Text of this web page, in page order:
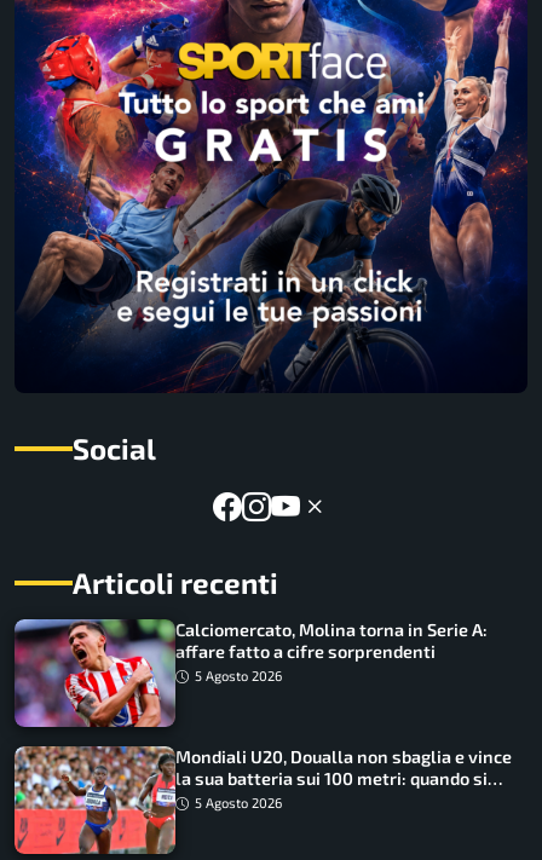
Social
Articoli recenti
Calciomercato, Molina torna in Serie A:
affare fatto a cifre sorprendenti
5 Agosto 2026
Mondiali U20, Doualla non sbaglia e vince
la sua batteria sui 100 metri: quando si
disputano le finali
5 Agosto 2026